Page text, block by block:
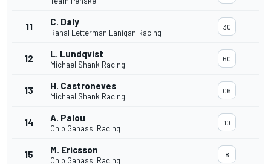
11 C. Daly
Rahal Letterman Lanigan Racing
30
12 L. Lundqvist
Michael Shank Racing
60
13 H. Castroneves
Michael Shank Racing
06
14 A. Palou
Chip Ganassi Racing
10
15 M. Ericsson
Chip Ganassi Racing
8